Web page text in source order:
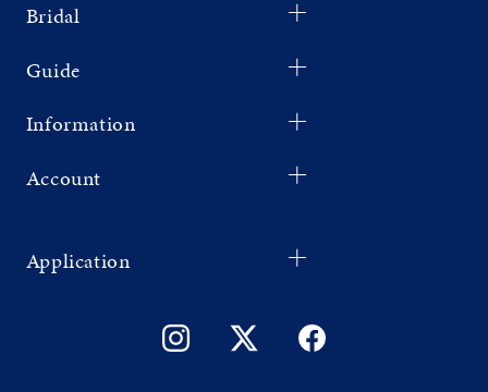
Bridal
Guide
Information
Account
Application